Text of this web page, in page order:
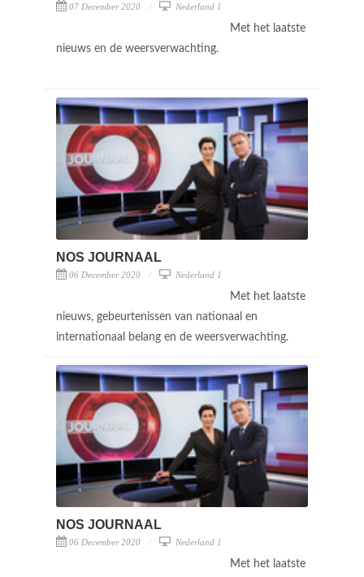
07 December 2020 Nederland 1
Met het laatste
nieuws en de weersverwachting.
NOS JOURNAAL
06 December 2020 Nederland 1
Met het laatste
nieuws, gebeurtenissen van nationaal en
internationaal belang en de weersverwachting.
NOS JOURNAAL
06 December 2020 Nederland 1
Met het laatste